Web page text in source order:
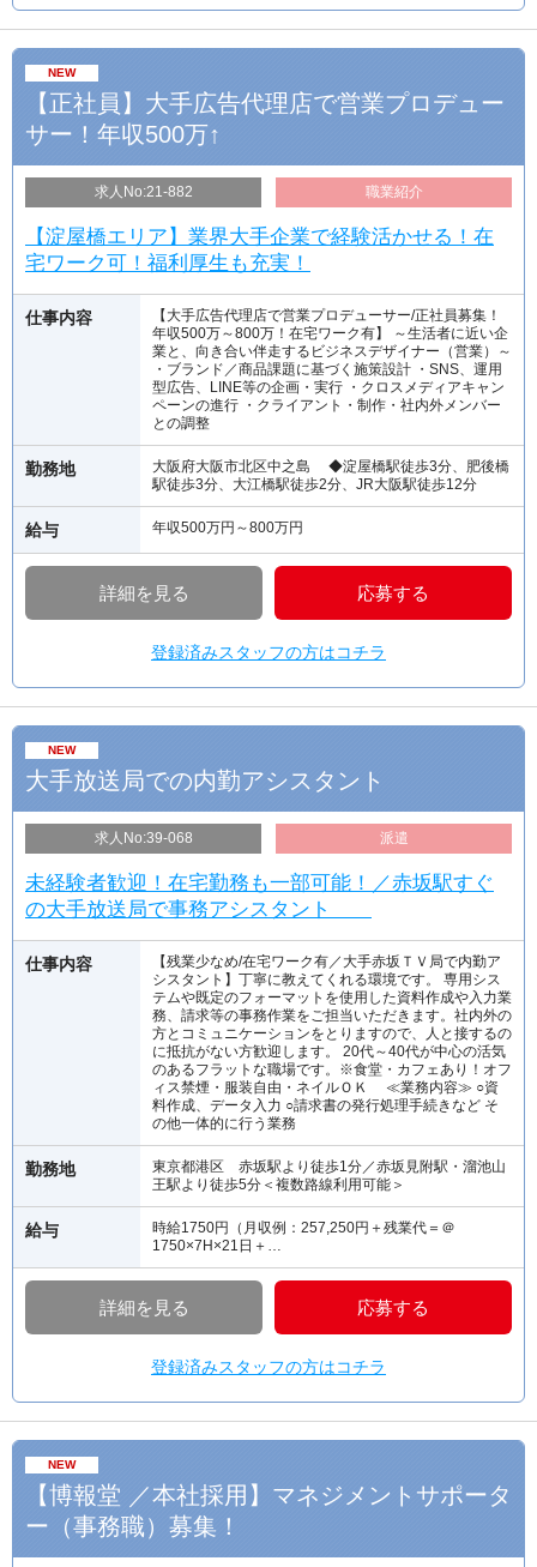
NEW
【正社員】大手広告代理店で営業プロデュー
サー！年収500万↑
求人No:21-882 職業紹介
【淀屋橋エリア】業界大手企業で経験活かせる！在
宅ワーク可！福利厚生も充実！
仕事内容
【大手広告代理店で営業プロデューサー/正社員募集！
年収500万～800万！在宅ワーク有】 ～生活者に近い企
業と、向き合い伴走するビジネスデザイナー（営業）～
・ブランド／商品課題に基づく施策設計 ・SNS、運用
型広告、LINE等の企画・実行 ・クロスメディアキャン
ペーンの進行 ・クライアント・制作・社内外メンバー
との調整
勤務地
大阪府大阪市北区中之島 ◆淀屋橋駅徒歩3分、肥後橋
駅徒歩3分、大江橋駅徒歩2分、JR大阪駅徒歩12分
給与 年収500万円～800万円
詳細を見る 応募する
登録済みスタッフの方はコチラ
NEW
大手放送局での内勤アシスタント
求人No:39-068 派遣
未経験者歓迎！在宅勤務も一部可能！／赤坂駅すぐ
の大手放送局で事務アシスタント
仕事内容
【残業少なめ/在宅ワーク有／大手赤坂ＴＶ局で内勤ア
シスタント】丁寧に教えてくれる環境です。 専用シス
テムや既定のフォーマットを使用した資料作成や入力業
務、請求等の事務作業をご担当いただきます。社内外の
方とコミュニケーションをとりますので、人と接するの
に抵抗がない方歓迎します。 20代～40代が中心の活気
のあるフラットな職場です。※食堂・カフェあり！オフ
ィス禁煙・服装自由・ネイルＯＫ ≪業務内容≫ ○資
料作成、データ入力 ○請求書の発行処理手続きなど そ
の他一体的に行う業務
勤務地
東京都港区 赤坂駅より徒歩1分／赤坂見附駅・溜池山
王駅より徒歩5分＜複数路線利用可能＞
給与
時給1750円（月収例：257,250円＋残業代＝＠
1750×7H×21日＋…
詳細を見る 応募する
登録済みスタッフの方はコチラ
NEW
【博報堂 ／本社採用】マネジメントサポータ
ー（事務職）募集！